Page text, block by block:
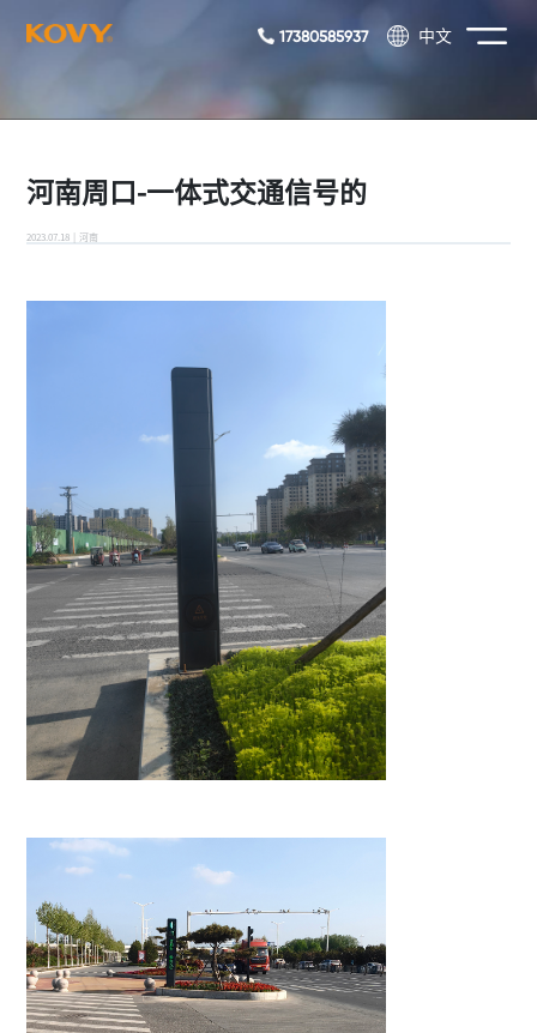
17380585937 中文
河南周口-一体式交通信号的
2023.07.18 河南